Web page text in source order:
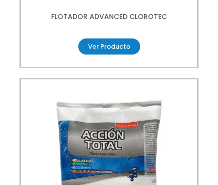
FLOTADOR ADVANCED CLOROTEC
Ver Producto